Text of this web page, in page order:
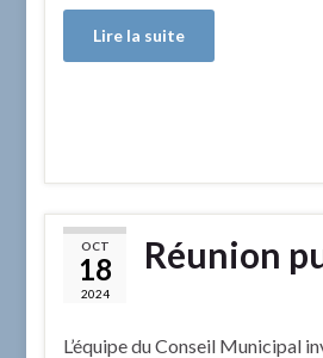
Lire la suite
OCT
18
2024
Réunion
L’équipe du Conseil Municipal